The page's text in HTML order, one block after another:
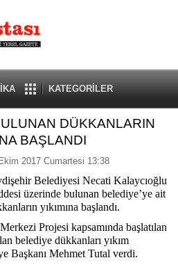
KATEGORİLER
DÜKKANLARIN
BAŞLANDI
2017 Cumartesi 13:38
Belediyesi Necati Kalaycıoğlu
üzerinde bulunan belediye’ye ait
yıkımına başlandı.
Projesi kapsamında başlatılan
belediye dükkanları yıkım
Başkanı Mehmet Tutal verdi.